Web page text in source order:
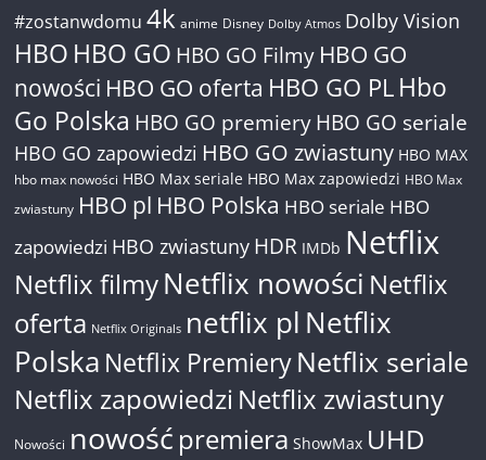
#zostanwdomu 4k anime Disney Dolby Atmos Dolby Vision
HBO HBO GO HBO GO Filmy HBO GO
nowości HBO GO oferta HBO GO PL Hbo
Go Polska HBO GO premiery HBO GO seriale
HBO GO zapowiedzi HBO GO zwiastuny HBO MAX
hbo max nowości HBO Max seriale HBO Max zapowiedzi HBO Max
zwiastuny HBO pl HBO Polska HBO seriale HBO
zapowiedzi HBO zwiastuny HDR IMDb Netflix
Netflix filmyNetflix nowości Netflix
oferta Netflix Originals netflix pl Netflix
Polska Netflix PremieryNetflix seriale
Netflix zapowiedzi Netflix zwiastuny
Nowości nowość premiera ShowMax UHD